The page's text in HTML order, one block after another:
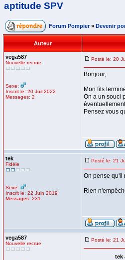
aptitude SPV
Forum Pompier » Devenir
Auteur
vega587
Nouvelle recrue
Sexe:
Inscrit le: 20 Juil 2022
Messages: 2
Posté le: 20
Bonjour,
Mon fils
On a un souci
Pensez vous
tek
Fidèle
Sexe:
Inscrit le: 22 Juin 2019
Messages: 231
Posté le: 21
On pense qu'il
Rien
vega587
Nouvelle recrue
Posté le: 21
tek